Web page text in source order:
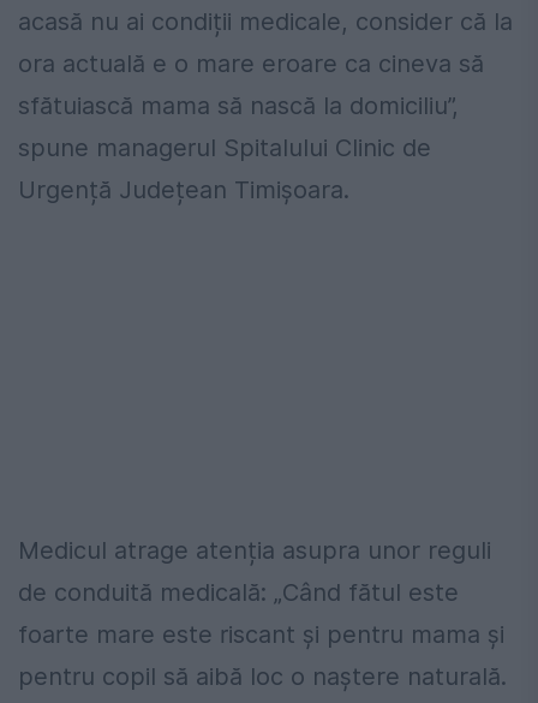
acasă nu ai condiții medicale, consider că la
ora actuală e o mare eroare ca cineva să
sfătuiască mama să nască la domiciliu”,
spune managerul Spitalului Clinic de
Urgență Județean Timișoara.
Medicul atrage atenția asupra unor reguli
de conduită medicală: „Când fătul este
foarte mare este riscant și pentru mama și
pentru copil să aibă loc o naștere naturală.